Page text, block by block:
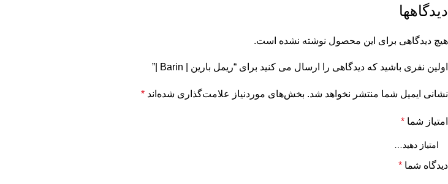
دیدگاهها
هیچ دیدگاهی برای این محصول نوشته نشده است.
اولین نفری باشید که دیدگاهی را ارسال می کنید برای “ریمل بارین | Barin |”
نشانی ایمیل شما منتشر نخواهد شد. بخش‌های موردنیاز علامت‌گذاری شده‌اند *
امتیاز شما *
دیدگاه شما *